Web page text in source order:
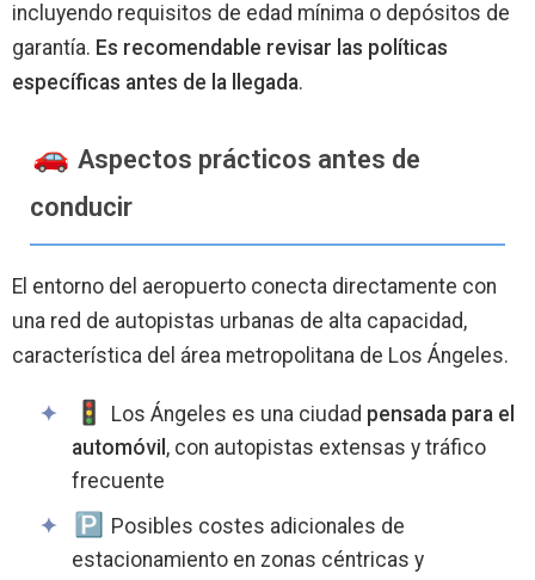
incluyendo requisitos de edad mínima o depósitos de
garantía. Es recomendable revisar las políticas
específicas antes de la llegada.
Aspectos prácticos antes de
conducir
El entorno del aeropuerto conecta directamente con
una red de autopistas urbanas de alta capacidad,
característica del área metropolitana de Los Ángeles.
Los Ángeles es una ciudad pensada para el
automóvil , con autopistas extensas y tráfico
frecuente
️ Posibles costes adicionales de
estacionamiento en zonas céntricas y